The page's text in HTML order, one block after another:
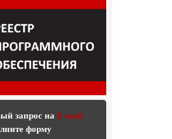
запрос на E-mail
форму